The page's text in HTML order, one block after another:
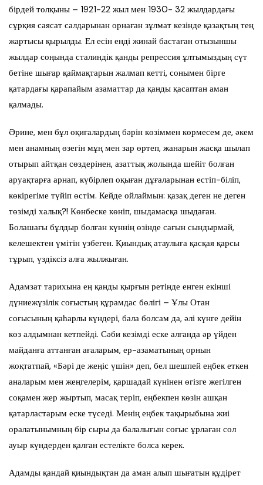
бірдей толқыны – 1921-22 жыл мен 1930- 32 жылдардағы
сұрқия саясат салдарынан орнаған зұлмат кезінде қазақтың тең
жартысы қырылды. Ел есін енді жинай бастаған отызыншы
жылдар соңында сталиндік қанды репрессия ұлтымыздың сүт
бетіне шығар қаймақтарын жалмап кетті, сонымен бірге
қатардағы қарапайым азаматтар да қанды қасаптан аман
қалмады.
Әрине, мен бұл оқиғалардың бәрін көзіммен көрмесем де, әкем
мен анамның өзегін мұң мен зар өртеп, жанарын жасқа шылап
отырып айтқан сөздерінен, азаттық жолында шейіт болған
аруақтарға арнап, күбірлеп оқыған дұғаларынан естіп-біліп,
көкірегіме түйіп өстім. Кейде ойлаймын: қазақ деген не деген
төзімді халық?! Көнбеске көніп, шыдамасқа шыдаған.
Болашағы бұлдыр болған күннің өзінде сағын сындырмай,
келешектен үмітін үзбеген. Қиындық атаулыға қасқая қарсы
тұрып, үздіксіз алға жылжыған.
Адамзат тарихына ең қанды қырғын ретінде енген екінші
дүниежүзілік соғыстың құрамдас бөлігі – Ұлы Отан
соғысының қаһарлы күндері, бала болсам да, әлі күнге дейін
көз алдымнан кетпейді. Сәби кезімді еске алғанда әр үйден
майданға аттанған ағаларым, ер-азаматының орнын
жоқтатпай, «Бәрі де жеңіс үшін» деп, бел шешпей еңбек еткен
аналарым мен жеңгелерім, қаршадай күнінен өгізге жегілген
соқамен жер жыртып, масақ теріп, еңбекпен көзін ашқан
қатарластарым еске түседі. Менің еңбек тақырыбына жиі
оралатынымның бір сыры да балалығын соғыс ұрлаған сол
ауыр күндерден қалған естелікте болса керек.
Адамды қандай қиындықтан да аман алып шығатын құдірет